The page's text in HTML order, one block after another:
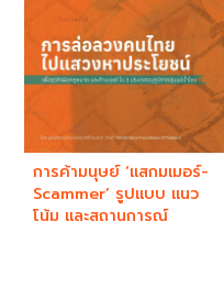
การค้ามนุษย์ ‘แสกมเมอร์-
Scammer’ รูปแบบ แนว
โน้ม และสถานการณ์